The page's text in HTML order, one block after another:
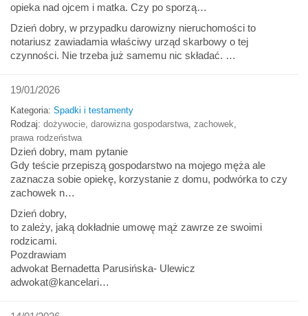
opieka nad ojcem i matka. Czy po sporzą…
Dzień dobry, w przypadku darowizny nieruchomości to
notariusz zawiadamia właściwy urząd skarbowy o tej
czynności. Nie trzeba już samemu nic składać. …
19/01/2026
Kategoria: Spadki i testamenty
Rodzaj: dożywocie darowizna gospodarstwa zachowek
prawa rodzeństwa
Dzień dobry, mam pytanie
Gdy teście przepiszą gospodarstwo na mojego męża ale
zaznacza sobie opiekę, korzystanie z domu, podwórka to czy
zachowek n…
Dzień dobry,
to zależy, jaką dokładnie umowę mąż zawrze ze swoimi
rodzicami.
Pozdrawiam
adwokat Bernadetta Parusińska- Ulewicz
adwokat@kancelari…